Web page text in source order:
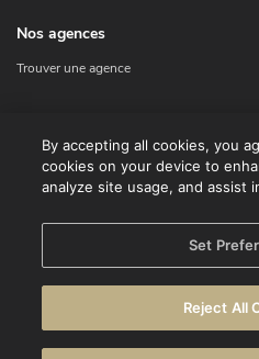
Nos agences
Trouver une agence
Contact
Facebook
By accepting all cookies, you
cookies on your device to
analyze site usage, and assist
Set
Reject All